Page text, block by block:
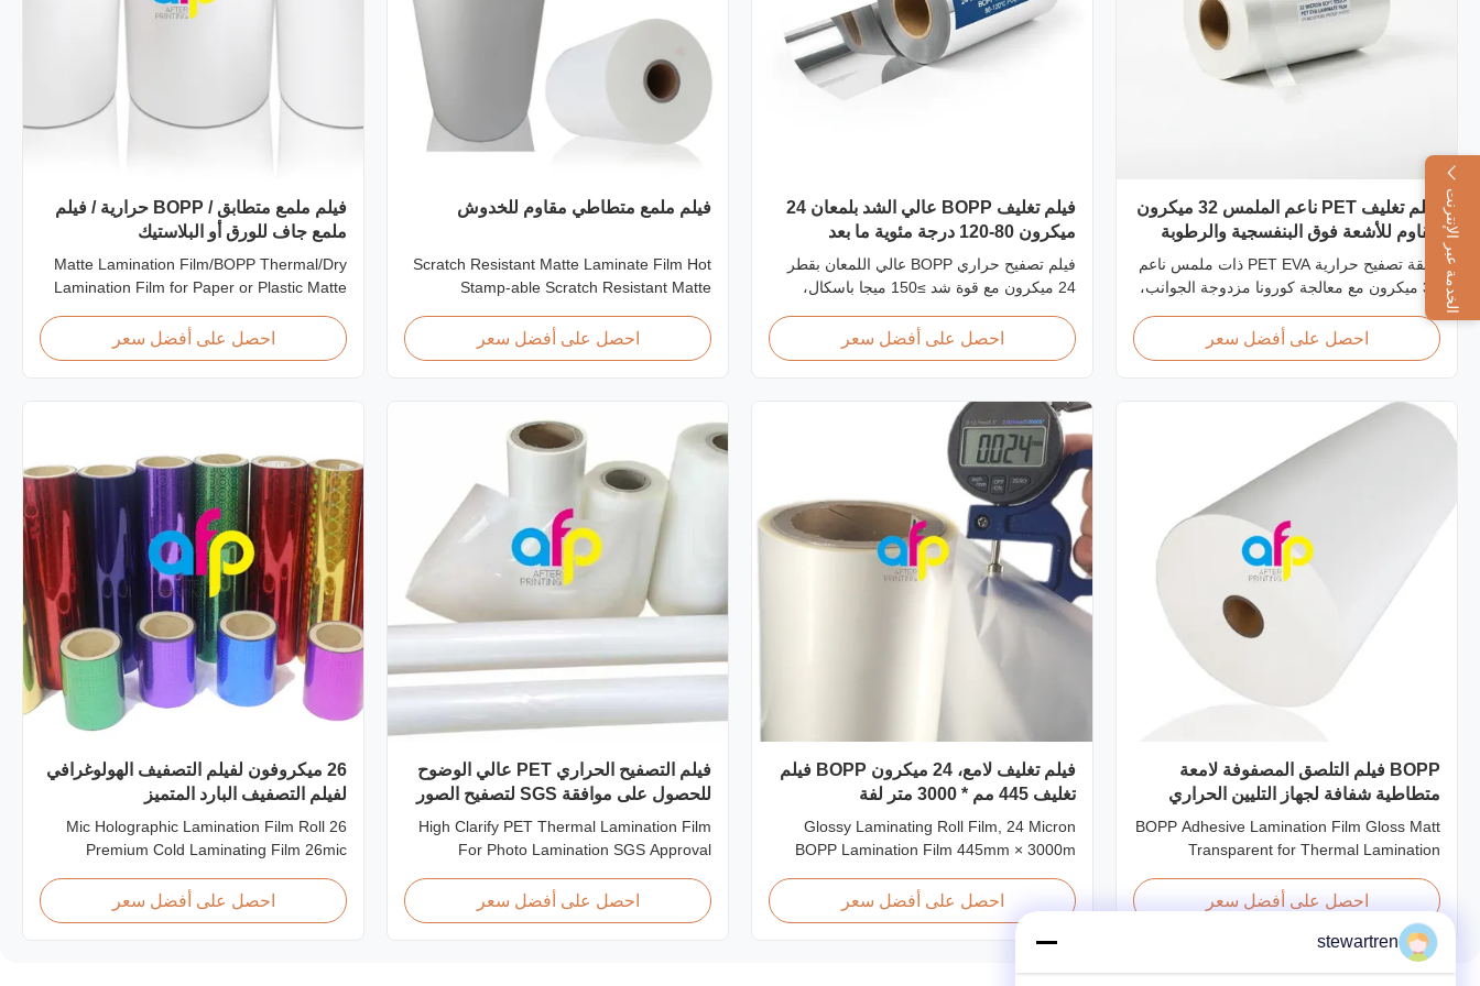
الخدمة عبر الإنترنت
فيلم تغليف PET ناعم الملمس 32 ميكرون
مقاوم للأشعة فوق البنفسجية والرطوبة
طبقة تصفيح حرارية PET EVA ذات ملمس ناعم
32 ميكرون مع معالجة كورونا مزدوجة الجوانب،
وحماية من الأشعة فوق البنفسجية، وحاجز
مقاوم للرطوبة، ولمسة نهائية مخملية، مصممة
لألبومات الصور المتميزة وكتب الزفاف والتعبئة
احصل على أفضل سعر
فيلم تغليف BOPP عالي الشد بلمعان 24
ميكرون 80-120 درجة مئوية ما بعد
الطباعة
فيلم تصفيح حراري BOPP عالي اللمعان بقطر
24 ميكرون مع قوة شد ≥150 ميجا باسكال،
وسرعة تصفيح 60 م/دقيقة، مُحسّن للتشطيب
بعد الطباعة في بيئات الطباعة التجارية.
احصل على أفضل سعر
فيلم ملمع متطاطي مقاوم للخدوش
Scratch Resistant Matte Laminate Film Hot
Stamp-able Scratch Resistant Matte
Cardboard Scratch resistant matte laminate
film is one of the plastic laminate films we
thermal ...
احصل على أفضل سعر
فيلم ملمع متطابق / BOPP حرارية / فيلم
ملمع جاف للورق أو البلاستيك
Matte Lamination Film/BOPP Thermal/Dry
Lamination Film for Paper or Plastic Matte
Lamination Film for Paper or Plastic Elegant
Matt Lamination Hot Film Double Corona
احصل على أفضل سعر
BOPP فيلم التلصق المصفوفة لامعة
متطاطية شفافة لجهاز التليين الحراري
BOPP Adhesive Lamination Film Gloss Matt
Transparent for Thermal Lamination
Lamination Film (gloss & matt) used on
transparent stretch printing film offers
excellent performance characteristics for
احصل على أفضل سعر
فيلم تغليف لامع، 24 ميكرون BOPP فيلم
تغليف 445 مم * 3000 متر لفة
Glossy Laminating Roll Film, 24 Micron
BOPP Lamination Film 445mm × 3000m
BOPP Thermal Lamination Film, Roll
445mm Wide 3000m Long Product
Specifications Specifications Model No.
احصل على أفضل سعر
فيلم التصفيح الحراري PET عالي الوضوح
للحصول على موافقة SGS لتصفيح الصور
High Clarify PET Thermal Lamination Film
For Photo Lamination SGS Approval
PET thermal lamination film rolls with
thickness ranging from 12 micron to 350
احصل على أفضل سعر
26 ميكروفون لفيلم التصفيف الهولوغرافي
لفيلم التصفيف البارد المتميز
26 Mic Holographic Lamination Film Roll
Premium Cold Laminating Film 26mic
Film Holographic Thermal Laminating Film
Base Film BOPP PET 18 micron 18 micron
احصل على أفضل سعر
stewartren